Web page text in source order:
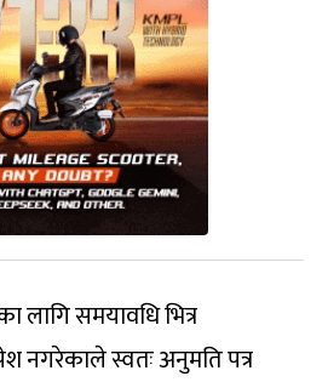
लागि समयावधि भित्र
नगरेकाले स्वतः अनुमति पत्र